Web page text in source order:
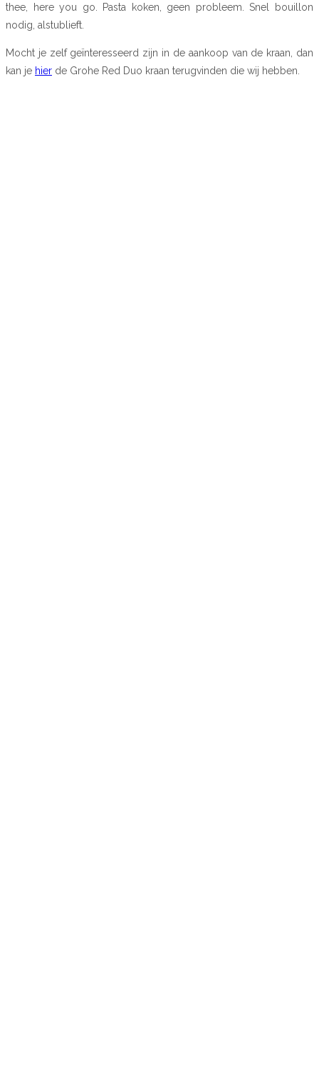
thee, here you go. Pasta koken, geen probleem. Snel bouillon
nodig, alstublieft.
Mocht je zelf geïnteresseerd zijn in de aankoop van de kraan, dan
kan je hier de Grohe Red Duo kraan terugvinden die wij hebben.